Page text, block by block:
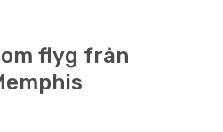
flyg från